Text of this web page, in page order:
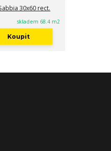
30x60 rect.
skladem 68.4 m2
Koupit